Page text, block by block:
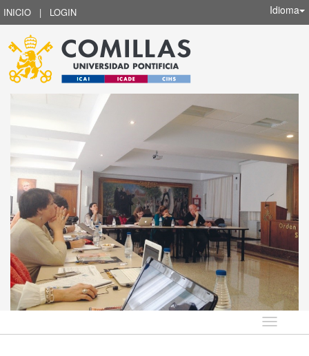
INICIO | LOGIN Idioma
Idioma